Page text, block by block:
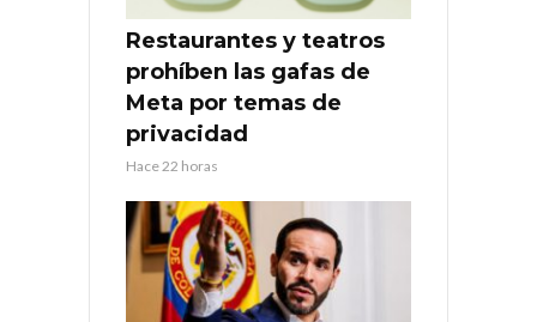
Restaurantes y teatros
prohíben las gafas de
Meta por temas de
privacidad
Hace 22 horas